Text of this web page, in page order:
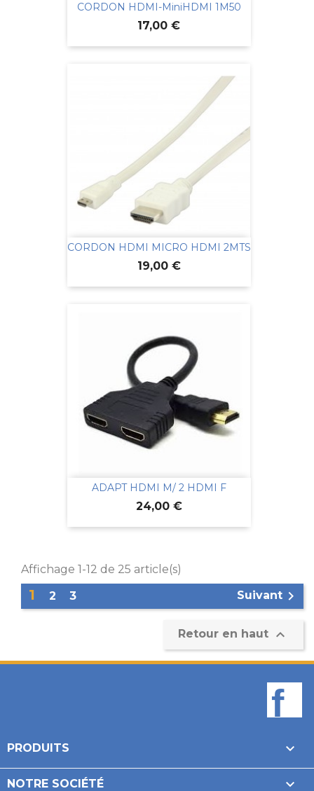
CORDON HDMI-MiniHDMI 1M50
Prix
17,00 €
CORDON HDMI MICRO HDMI 2MTS
Prix
19,00 €
ADAPT HDMI M/ 2 HDMI F
Prix
24,00 €
Affichage 1-12 de 25 article(s)
1 2 3 Suivant 
Retour en haut 
PRODUITS 
NOTRE SOCIÉTÉ 